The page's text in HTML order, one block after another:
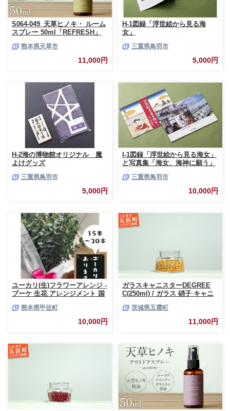
S064-049_天草ヒノキ・ ルーム
スプレー 50ml「REFRESH」
熊本県天草市
11,000円
H-1図録「浮世絵から見る海
女」
三重県鳥羽市
5,000円
H-2海の博物館オリジナル 魔
よけグッズ
三重県鳥羽市
5,000円
I-1図録「浮世絵から見る海女」
と写真集「海女、海神に願う」
三重県鳥羽市
10,000円
ユーカリ(生)フラワーアレンジ -
ブーケ 生花 アレンジメント 国
ンテリア 虫よけ作用 人気 おす
熊本県甲佐町
10,000円
ガラスキャニスターDEGREE
C(250ml) / ガラス 硝子 キャニ
耐熱 一生もの 職人 こだわり
JIDA デザインミュージアムセ
レクション 茨城県 五霞町
茨城県五霞町
11,000円